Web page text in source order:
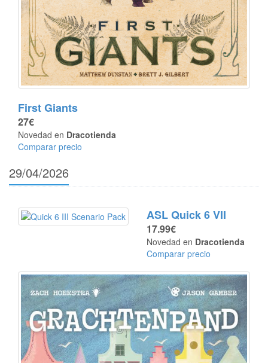
First Giants
27€
Novedad en Dracotienda
Comparar precio
29/04/2026
ASL Quick 6 VII
17.99€
Novedad en Dracotienda
Comparar precio